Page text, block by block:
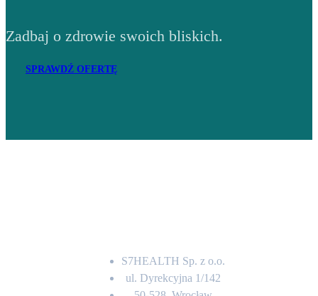
Zadbaj o zdrowie swoich bliskich.
SPRAWDŹ OFERTĘ
S7HEALTH Sp. z o.o.
ul. Dyrekcyjna 1/142